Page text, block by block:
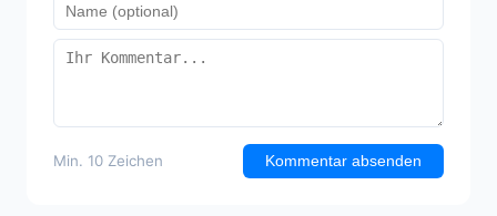
Min. 10 Zeichen Kommentar absenden